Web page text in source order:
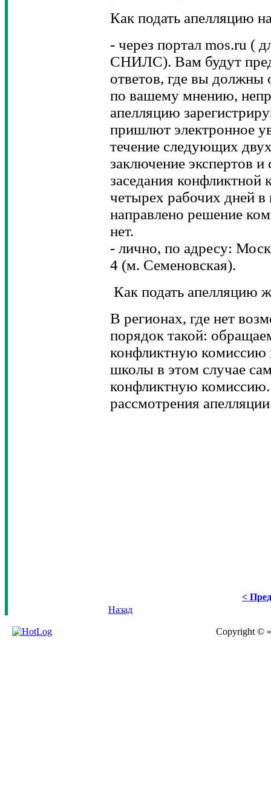
Как подать апелляцию
- через портал mos.ru (
СНИЛС). Вам будут
ответов, где вы должны
по вашему мнению,
апелляцию
пришлют электронное
течение следующих
заключение экспертов
заседания конфликтной
четырех рабочих дней
направлено решение
нет.
- лично, по адресу:
4 (м. Семеновская).
Как подать апелляцию
В регионах, где нет
порядок такой:
конфликтную комиссию
школы в этом случае
конфликтную
рассмотрения
<
Назад
Copyright ©